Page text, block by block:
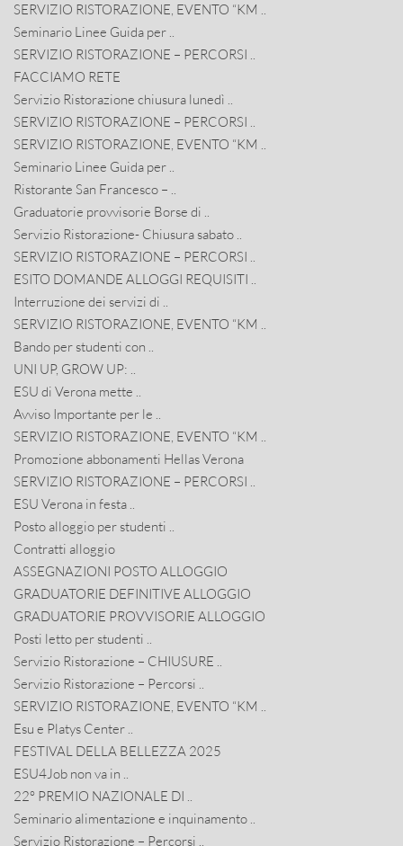
SERVIZIO RISTORAZIONE, EVENTO “KM ..
Seminario Linee Guida per ..
SERVIZIO RISTORAZIONE – PERCORSI ..
FACCIAMO RETE
Servizio Ristorazione chiusura lunedì ..
SERVIZIO RISTORAZIONE – PERCORSI ..
SERVIZIO RISTORAZIONE, EVENTO “KM ..
Seminario Linee Guida per ..
Ristorante San Francesco – ..
Graduatorie provvisorie Borse di ..
Servizio Ristorazione- Chiusura sabato ..
SERVIZIO RISTORAZIONE – PERCORSI ..
ESITO DOMANDE ALLOGGI REQUISITI ..
Interruzione dei servizi di ..
SERVIZIO RISTORAZIONE, EVENTO “KM ..
Bando per studenti con ..
UNI UP, GROW UP: ..
ESU di Verona mette ..
Avviso Importante per le ..
SERVIZIO RISTORAZIONE, EVENTO “KM ..
Promozione abbonamenti Hellas Verona
SERVIZIO RISTORAZIONE – PERCORSI ..
ESU Verona in festa ..
Posto alloggio per studenti ..
Contratti alloggio
ASSEGNAZIONI POSTO ALLOGGIO
GRADUATORIE DEFINITIVE ALLOGGIO
GRADUATORIE PROVVISORIE ALLOGGIO
Posti letto per studenti ..
Servizio Ristorazione – CHIUSURE ..
Servizio Ristorazione – Percorsi ..
SERVIZIO RISTORAZIONE, EVENTO “KM ..
Esu e Platys Center ..
FESTIVAL DELLA BELLEZZA 2025
ESU4Job non va in ..
22° PREMIO NAZIONALE DI ..
Seminario alimentazione e inquinamento ..
Servizio Ristorazione – Percorsi ..